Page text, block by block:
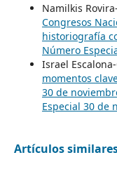
Namilkis
Congresos
historiografía
Número
Israel
momentos
30 de
Especial 30 de
Artículos